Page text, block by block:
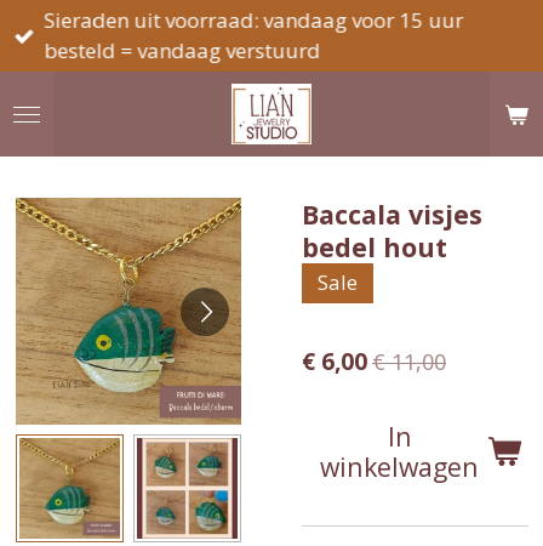
Ga
direct
de
Sieraden uit voorraad: vandaag voor 15 uur
besteld = vandaag verstuurd
Baccala visjes
bedel hout
Sale
€ 6,00€ 11,00
In
winkelwagen